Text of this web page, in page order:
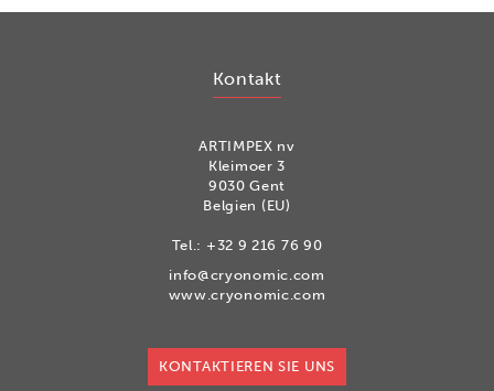
Kontakt
ARTIMPEX nv
Kleimoer 3
9030 Gent
Belgien (EU)
Tel.: +32 9 216 76 90
info@cryonomic.com
www.cryonomic.com
KONTAKTIEREN SIE UNS